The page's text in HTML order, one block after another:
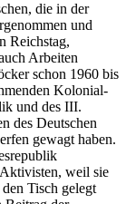
die in der
und
Reichstag,
Arbeiten
schon 1960 bis
Kolonial-
und des III.
des Deutschen
gewagt haben.
weil sie
Tisch gelegt